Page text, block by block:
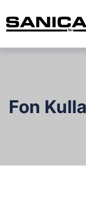
Fon